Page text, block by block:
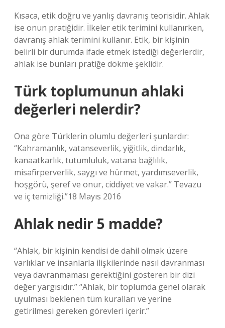
Kısaca, etik doğru ve yanlış davranış teorisidir. Ahlak
ise onun pratiğidir. İlkeler etik terimini kullanırken,
davranış ahlak terimini kullanır. Etik, bir kişinin
belirli bir durumda ifade etmek istediği değerlerdir,
ahlak ise bunları pratiğe dökme şeklidir.
Türk toplumunun ahlaki
değerleri nelerdir?
Ona göre Türklerin olumlu değerleri şunlardır:
“Kahramanlık, vatanseverlik, yiğitlik, dindarlık,
kanaatkarlık, tutumluluk, vatana bağlılık,
misafirperverlik, saygı ve hürmet, yardımseverlik,
hoşgörü, şeref ve onur, ciddiyet ve vakar.” Tevazu
ve iç temizliği.”18 Mayıs 2016
Ahlak nedir 5 madde?
“Ahlak, bir kişinin kendisi de dahil olmak üzere
varlıklar ve insanlarla ilişkilerinde nasıl davranması
veya davranmaması gerektiğini gösteren bir dizi
değer yargısıdır.” “Ahlak, bir toplumda genel olarak
uyulması beklenen tüm kuralları ve yerine
getirilmesi gereken görevleri içerir.”